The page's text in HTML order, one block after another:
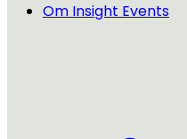
Om Insight Events